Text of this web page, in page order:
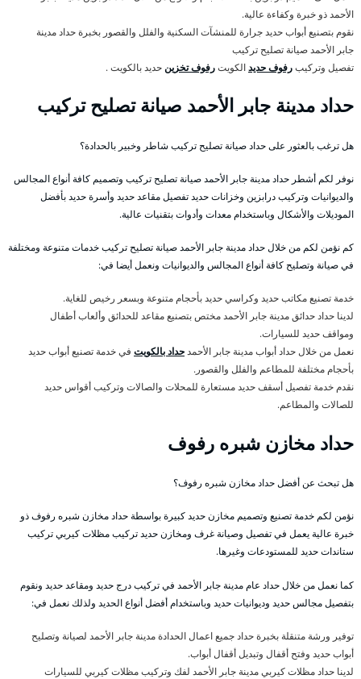
الأحمد ذو خبرة وكفاءة عالية.
نقوم بتصنيع أبواب حديد جرارة للمنشآت السكنية والفلل والقصور بخبرة حداد مدينة
جابر الأحمد صيانة تصليح تركيب
تفصيل وتركيبرفوف حديدالكويترفوف تخزينحديد بالكويت .
حداد مدينة جابر الأحمد صيانة تصليح تركيب
هل ترغب بالعثور على حداد صيانة تصليح تركيب شاطر وخبير بالحدادة؟
نوفر لكم أشطر حداد مدينة جابر الأحمد صيانة تصليح تركيب وتصميم كافة أنواع المجالس
والديوانيات وتركيب درابزين وخزانات حديد تفصيل مقاعد حديد وأسرة حديد بأفضل
الموديلات والأشكال وباستخدام معدات وأدوات بتقنيات عالية.
كم نؤمن لكم من خلال حداد مدينة جابر الأحمد صيانة تصليح تركيب خدمات متنوعة ومختلفة
في صيانة وتصليح كافة أنواع المجالس والديوانيات ونعمل أيضا في:
خدمة تصنيع مكاتب حديد وكراسي حديد بأحجام متنوعة وبسعر رخيص للغاية.
لدينا حداد حدائق مدينة جابر الأحمد مختص بتصنيع مقاعد للحدائق وألعاب أطفال
ومواقف حديد للسيارات.
نعمل من خلال حداد أبواب مدينة جابر الأحمدحداد بالكويت في خدمة تصنيع أبواب حديد
بأحجام مختلفة للمطاعم والفلل والقصور.
نقدم خدمة تفصيل أسقف حديد مستعارة للمحلات والصالات وتركيب أقواس حديد
للصالات والمطاعم.
حداد مخازن شبره رفوف
هل تبحث عن أفضل حداد مخازن شبره رفوف؟
نؤمن لكم خدمة تصنيع وتصميم مخازن حديد كبيرة بواسطة حداد مخازن شبره رفوف ذو
خبرة عالية يعمل في تفصيل وصيانة غرف ومخازن حديد تركيب مظلات كيربي تركيب
ستاندات حديد للمستودعات وغيرها.
كما نعمل من خلال حداد عام مدينة جابر الأحمد في تركيب درج حديد ومقاعد حديد ونقوم
بتفصيل مجالس حديد وديوانيات حديد وباستخدام أفضل أنواع الحديد ولذلك نعمل في:
توفير ورشة متنقلة بخبرة حداد جميع اعمال الحدادة مدينة جابر الأحمد لصيانة وتصليح
أبواب حديد وفتح أقفال وتبديل أقفال أبواب.
لدينا حداد مظلات كيربي مدينة جابر الأحمد لفك وتركيب مظلات كيربي للسيارات